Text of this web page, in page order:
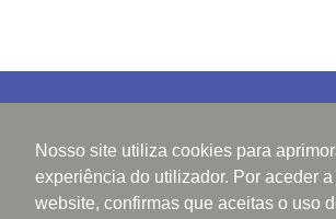
Nosso site utiliza cookies para
experiência do utilizador. Por aceder a
website, confirmas que aceitas o uso
Copyright 2016 © Conkrit -
Imobiliária Unipessoal, Lda —